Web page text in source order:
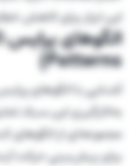
این ابزار برای کاهش
Patterns)
آشنایی با الگوهای
به‌کارگیری این سبک
مجموعه‌ای از الگوهای
برای پیش‌بینی حرکت